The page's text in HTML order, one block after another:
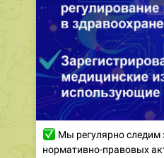
Мы регулярно
нормативно-правовых